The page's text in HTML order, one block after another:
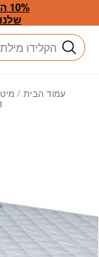
Skip to Content
חיפוש
עמוד הבית /